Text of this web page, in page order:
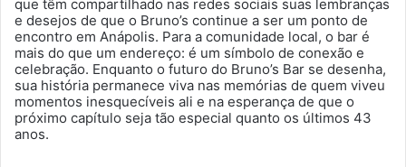
que têm compartilhado nas redes sociais suas lembranças
e desejos de que o Bruno’s continue a ser um ponto de
encontro em Anápolis. Para a comunidade local, o bar é
mais do que um endereço: é um símbolo de conexão e
celebração. Enquanto o futuro do Bruno’s Bar se desenha,
sua história permanece viva nas memórias de quem viveu
momentos inesquecíveis ali e na esperança de que o
próximo capítulo seja tão especial quanto os últimos 43
anos.